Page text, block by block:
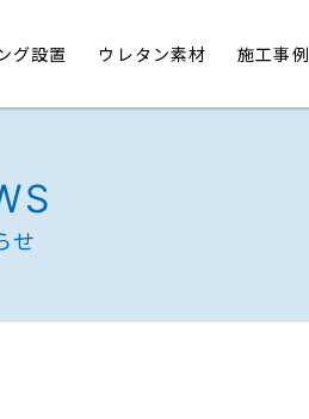
グ設置 ウレタン素材 施工事例
せ